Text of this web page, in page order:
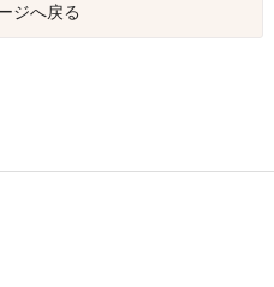
ジへ戻る